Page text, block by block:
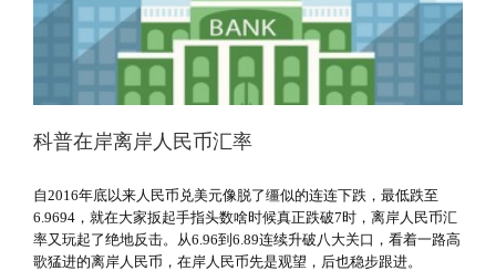
科普在岸离岸人民币汇率
自2016年底以来人民币兑美元像脱了缰似的连连下跌，最低跌至
6.9694，就在大家扳起手指头数啥时候真正跌破7时，离岸人民币汇
率又玩起了绝地反击。从6.96到6.89连续升破八大关口，看着一路高
歌猛进的离岸人民币，在岸人民币先是观望，后也稳步跟进。